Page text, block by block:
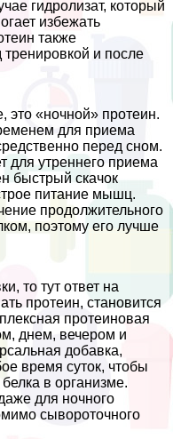
гидролизат, который
избежать
также
и после
это «ночной» протеин.
для приема
перед сном.
для утреннего приема
быстрый скачок
питание мышц.
продолжительного
поэтому его лучше
то тут ответ на
протеин, становится
протеиновая
днем, вечером и
добавка,
время суток, чтобы
в организме.
для ночного
сывороточного